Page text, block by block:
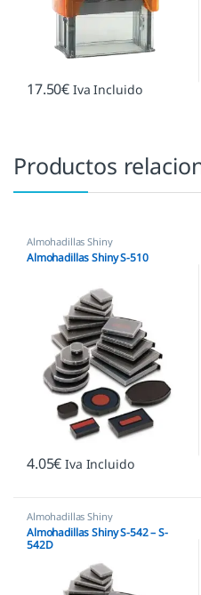
17.50€ Iva Incluido
Productos
Almohadillas Shiny
Almohadillas Shiny S-510
4.05€ Iva Incluido
Almohadillas Shiny
Almohadillas Shiny S-542 – S-
542D